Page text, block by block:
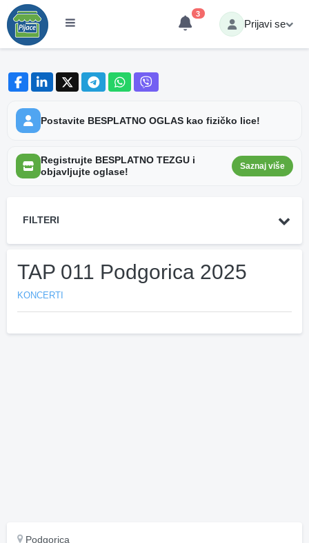
3
Prijavi se
Postavite BESPLATNO OGLAS kao fizičko lice!
Registrujte BESPLATNO TEZGU i
objavljujte oglase!
Saznaj više
FILTERI
TAP 011 Podgorica 2025
KONCERTI
Podgorica